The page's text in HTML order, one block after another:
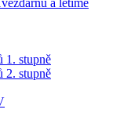
a letíme
1. stupně
2. stupně